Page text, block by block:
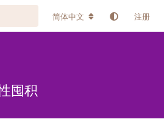
简体中文 注册
囤积